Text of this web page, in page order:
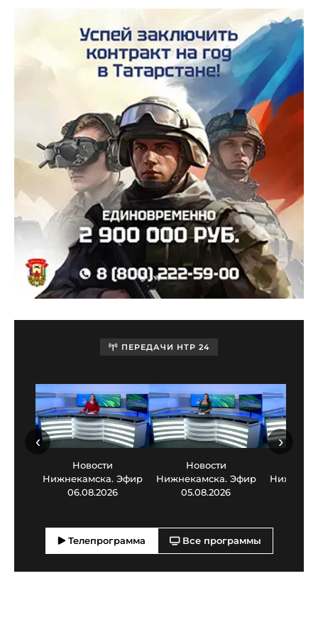
ПЕРЕДАЧИ НТР 24
Новости
Нижнекамска. Эфир
06.08.2026
Новости
Нижнекамска. Эфир
05.08.2026
‹ ›
Телепрограмма Все программы